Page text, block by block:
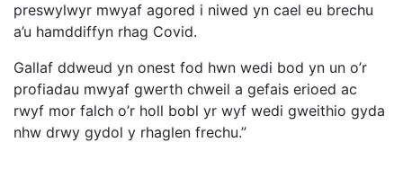
preswylwyr mwyaf agored i niwed yn cael eu brechu
a’u hamddiffyn rhag Covid.
Gallaf ddweud yn onest fod hwn wedi bod yn un o’r
profiadau mwyaf gwerth chweil a gefais erioed ac
rwyf mor falch o’r holl bobl yr wyf wedi gweithio gyda
nhw drwy gydol y rhaglen frechu.”